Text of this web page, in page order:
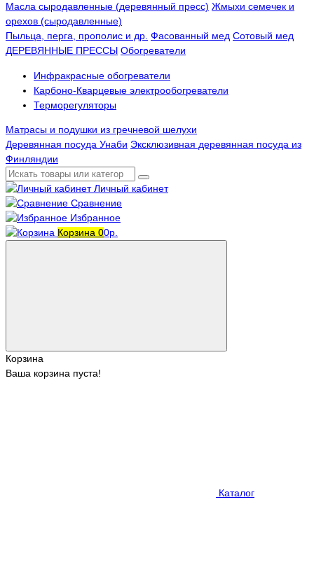
Масла сыродавленные (деревянный пресс) Жмыхи семечек и
орехов (сыродавленные)
Пыльца, перга, прополис и др. Фасованный мед Сотовый мед
ДЕРЕВЯННЫЕ ПРЕССЫ Обогреватели
Инфракрасные обогреватели
Карбоно-Кварцевые электрообогреватели
Терморегуляторы
Матрасы и подушки из гречневой шелухи
Деревянная посуда Унаби Эксклюзивная деревянная посуда из
Финляндии
Личный кабинет
Сравнение
Избранное
Корзина 00р.
Корзина
Ваша корзина пуста!
Каталог